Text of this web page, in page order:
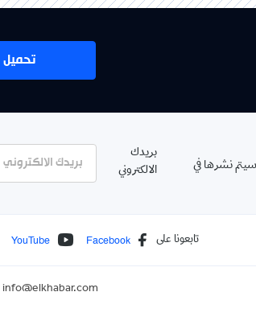
تحميل
نشرها في
بريدك
الالكتروني
تابعونا على Facebook
YouTube
info@elkhabar.com